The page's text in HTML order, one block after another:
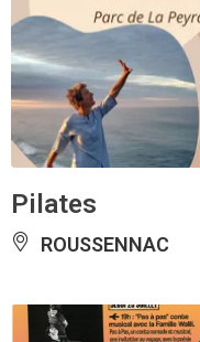
Pilates
ROUSSENNAC